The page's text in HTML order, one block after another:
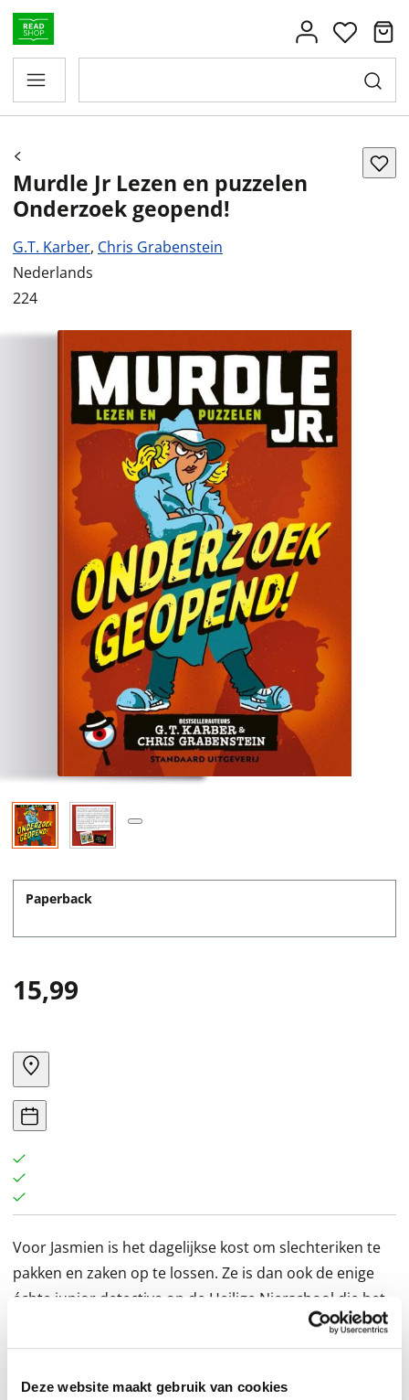
Deze website maakt gebruik van cookies
Murdle Jr Lezen en puzzelen
Onderzoek geopend!
G.T. Karber, Chris Grabenstein
Nederlands
224
Paperback
15,99
Voor Jasmien is het dagelijkse kost om slechteriken te
pakken en zaken op te lossen. Ze is dan ook de enige
échte junior detective op de Heilige Nierschool die het
verdient om zo genoemd te worden. Maar net wanneer
Jasmien en haar hulpje Stan op het punt staan om